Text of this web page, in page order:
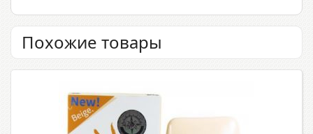
Похожие товары